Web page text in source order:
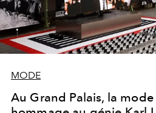
MODE
Au Grand Palais, la